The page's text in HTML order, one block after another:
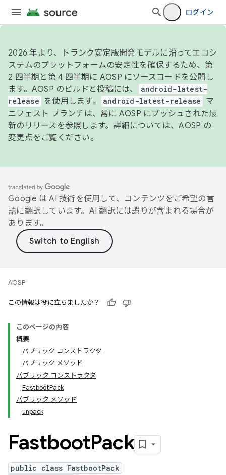
ログイン
2026 年より、トランク安定版開発モデルに沿ってエコシ
ステムのプラットフォームの安定性を確保するため、第
2 四半期と第 4 四半期に AOSP にソースコードを公開し
ます。AOSP のビルドと投稿には、
android-latest-
release
を使用します。 android-latest-release
マ
ニフェスト ブランチは、常に AOSP にプッシュされた最
新のリリースを参照します。詳細については、AOSP の
変更点をご覧ください。
Google は AI 技術を使用して、コンテンツをご希望の言
語に翻訳しています。AI 翻訳には誤りが含まれる場合が
あります。
AOSP
この情報は役に立ちましたか？
このページの内容
概要
パブリック コンストラクタ
パブリック メソッド
パブリック コンストラクタ
FastbootPack
パブリック メソッド
unpack
FastbootPack
public class FastbootPack